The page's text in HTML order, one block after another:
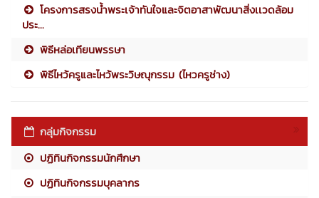
โครงการสรงน้ำพระเจ้าทันใจและจิตอาสาพัฒนาสิ่งเเวดล้อม
ประ...
พิธีหล่อเทียนพรรษา
พิธีไหว้ครูและไหว้พระวิษณุกรรม (ไหวครูช่าง)
กลุ่มกิจกรรม
ปฏิทินกิจกรรมนักศึกษา
ปฏิทินกิจกรรมบุคลากร